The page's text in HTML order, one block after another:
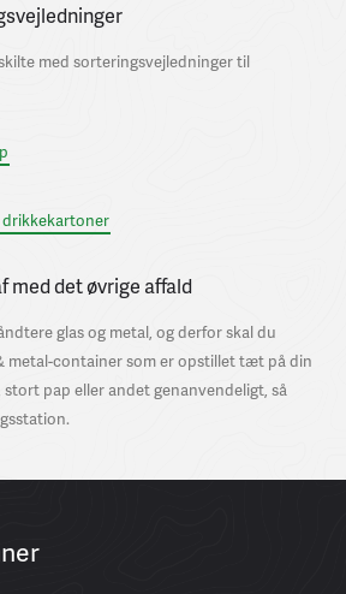
med sorteringsvejledninger til
drikkekartoner
med det øvrige affald
glas og metal, og derfor skal du
metal-container som er opstillet tæt på din
pap eller andet genanvendeligt, så